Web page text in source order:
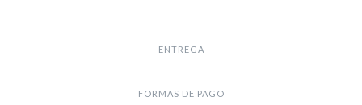
ENTREGA
FORMAS DE PAGO